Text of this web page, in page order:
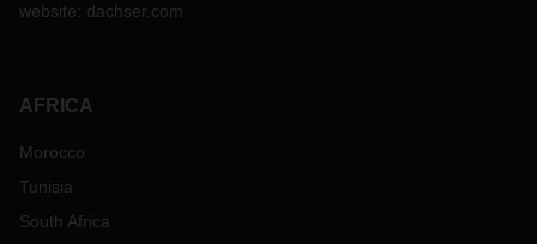
website: dachser.com
AFRICA
Morocco
Tunisia
South Africa